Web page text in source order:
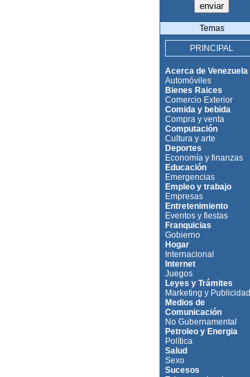
Temas
PRINCIPAL
Acerca de Venezuela
Automóviles
Bienes Raices
Comercio Exterior
Comida y bebida
Compra y venta
Computación
Cultura y arte
Deportes
Economía y finanzas
Educación
Emergencias
Empleo y trabajo
Empresas
Entretenimiento
Eventos y fiestas
Franquicias
Gobierno
Hogar
Internacional
Internet
Juegos
Leyes y Trámites
Marketing y Publicidad
Medios de
Comunicación
No Gubernamental
Petroleo y Energia
Política
Salud
Sexo
Sucesos